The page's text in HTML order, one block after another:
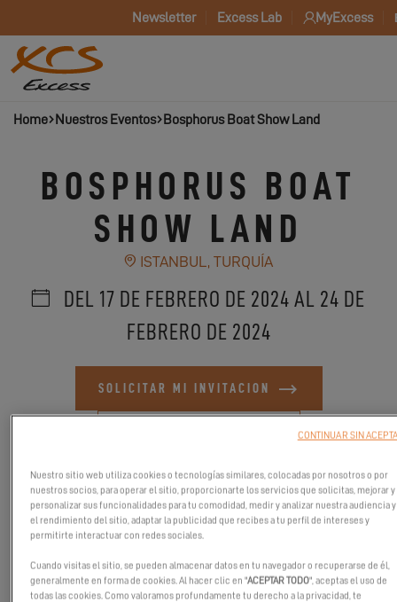
Newsletter Excess Lab MyExcess
Home Nuestros Eventos Bosphorus Boat Show Land
BOSPHORUS BOAT
SHOW LAND
ISTANBUL, TURQUÍA
DEL 17 DE FEBRERO DE 2024 AL 24 DE
FEBRERO DE 2024
SOLICITAR MI INVITACION
Nuestro sitio web utiliza cookies o tecnologías similares, colocadas por nosotros o por
nuestros socios, para operar el sitio, proporcionarte los servicios que solicitas, mejorar y
personalizar sus funcionalidades para tu comodidad, medir y analizar nuestra audiencia y
el rendimiento del sitio, adaptar la publicidad que recibes a tu perfil de intereses y
permitirte interactuar con redes sociales.
Cuando visitas el sitio, se pueden almacenar datos en tu navegador o recuperarse de él,
generalmente en forma de cookies. Al hacer clic en "ACEPTAR TODO", aceptas el uso de
todas las cookies. Como valoramos profundamente tu derecho a la privacidad, te
CONTINUAR SIN